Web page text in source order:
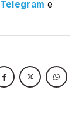
Telegram e